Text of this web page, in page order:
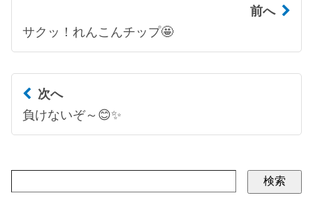
前へ
サクッ！れんこんチップ🤩
次へ
負けないぞ～😊✨
検索